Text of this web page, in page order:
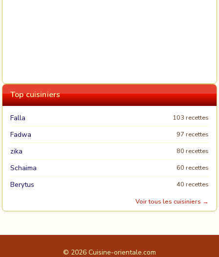
Top cuisiniers
Falla 103 recettes
Fadwa 97 recettes
zika 80 recettes
Schaima 60 recettes
Berytus
40 recettes
Voir tous les cuisiniers →
© 2026 Cuisine-orientale.com